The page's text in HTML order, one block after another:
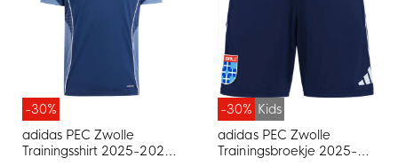
-30%
adidas PEC Zwolle
Trainingsshirt 2025-2026
-30% Kids
adidas PEC Zwolle
Trainingsbroekje 2025-